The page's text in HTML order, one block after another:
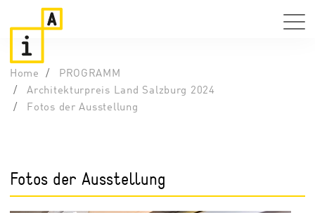
Home
PROGRAMM
Architekturpreis Land Salzburg 2024
Fotos der Ausstellung
Fotos der Ausstellung